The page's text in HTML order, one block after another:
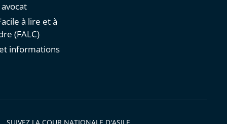
avocat
à lire et à
(FALC)
informations